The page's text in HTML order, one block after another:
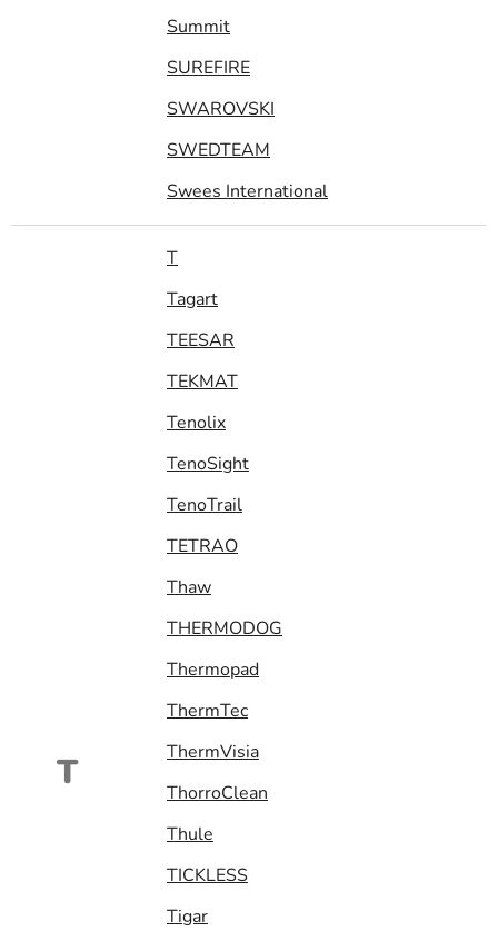
Summit
SUREFIRE
SWAROVSKI
SWEDTEAM
Swees International
T
T
Tagart
TEESAR
TEKMAT
Tenolix
TenoSight
TenoTrail
TETRAO
Thaw
THERMODOG
Thermopad
ThermTec
ThermVisia
ThorroClean
Thule
TICKLESS
Tigar